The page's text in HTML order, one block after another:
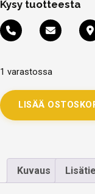
Kysy tuotteesta
1 varastossa
LISÄÄ
Kuvaus